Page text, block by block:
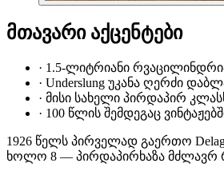
მთავარი აქცენტები
· 1.5-ლიტრიანი
· Underslung უკანა ღერძი
· მისი სახელი პირდაპირ
· 100 წლის შემდეგაც
1926 წელს პირველად გაერთო
ხოლო 8 — პირდაპირხაზა მძლავრ